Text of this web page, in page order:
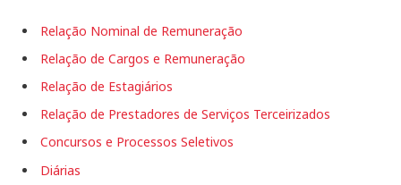
Relação Nominal de Remuneração
Relação de Cargos e Remuneração
Relação de Estagiários
Relação de Prestadores de Serviços Terceirizados
Concursos e Processos Seletivos
Diárias